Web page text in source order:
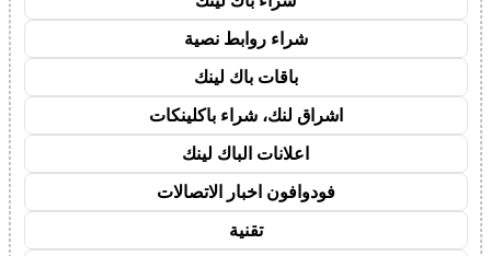
شراء روابط نصية
باقات باك لينك
اشراق لنك، شراء باكلينكات
اعلانات الباك لينك
فودوافون اخبار الاتصالات
تقنية